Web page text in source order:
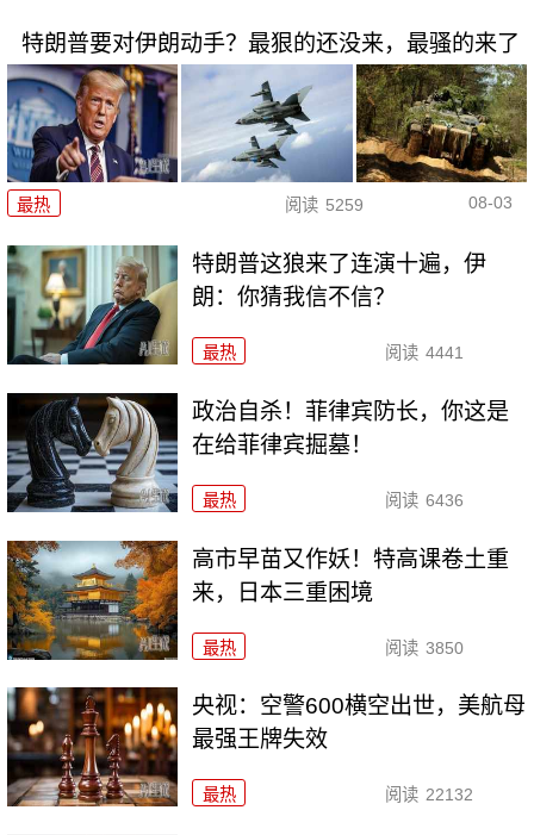
特朗普要对伊朗动手？最狠的还没来，最骚的来了
最热 阅读 5259 08-03
特朗普这狼来了连演十遍，伊
朗：你猜我信不信？
最热 阅读 4441
政治自杀！菲律宾防长，你这是
在给菲律宾掘墓！
最热 阅读 6436
高市早苗又作妖！特高课卷土重
来，日本三重困境
最热 阅读 3850
央视：空警600横空出世，美航母
最强王牌失效
最热 阅读 22132